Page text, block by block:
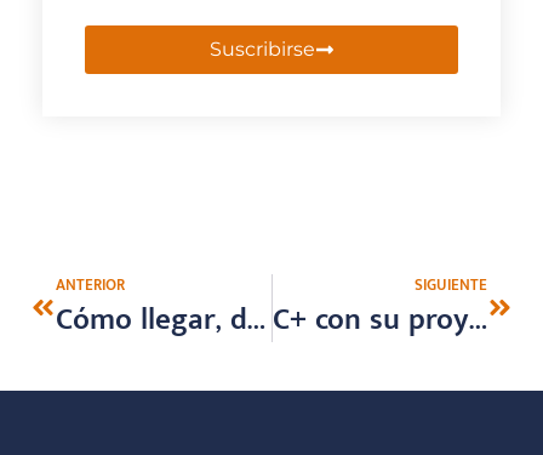
Suscribirse
ANTERIOR
Cómo llegar, dónde alojarte y comer en Isla Cristina
SIGUIENTE
C+ con su proyecto CRECER en la Facultad de Educación de la Universidad de Huelva